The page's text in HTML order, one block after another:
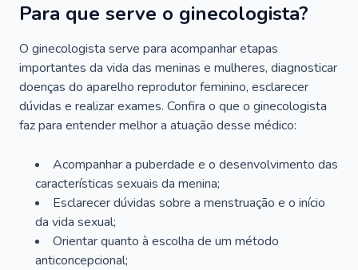
Para que serve o ginecologista?
O ginecologista serve para acompanhar etapas
importantes da vida das meninas e mulheres, diagnosticar
doenças do aparelho reprodutor feminino, esclarecer
dúvidas e realizar exames. Confira o que o ginecologista
faz para entender melhor a atuação desse médico:
Acompanhar a puberdade e o desenvolvimento das
características sexuais da menina;
Esclarecer dúvidas sobre a menstruação e o início
da vida sexual;
Orientar quanto à escolha de um método
anticoncepcional;